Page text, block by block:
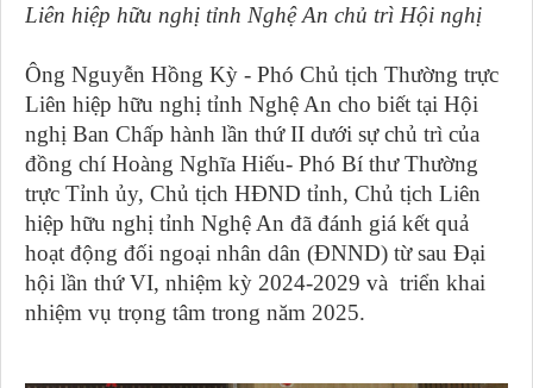
Liên hiệp hữu nghị tỉnh Nghệ An chủ trì Hội nghị
Ông Nguyễn Hồng Kỳ - Phó Chủ tịch Thường trực
Liên hiệp hữu nghị tỉnh Nghệ An cho biết tại Hội
nghị Ban Chấp hành lần thứ II dưới sự chủ trì của
đồng chí Hoàng Nghĩa Hiếu- Phó Bí thư Thường
trực Tỉnh ủy, Chủ tịch HĐND tỉnh, Chủ tịch Liên
hiệp hữu nghị tỉnh Nghệ An đã đánh giá kết quả
hoạt động đối ngoại nhân dân (ĐNND) từ sau Đại
hội lần thứ VI, nhiệm kỳ 2024-2029 và triển khai
nhiệm vụ trọng tâm trong năm 2025.